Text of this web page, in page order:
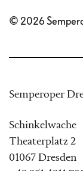
© 2026
Semperoper
Schinkelwache
Theaterplatz 2
01067 Dresden